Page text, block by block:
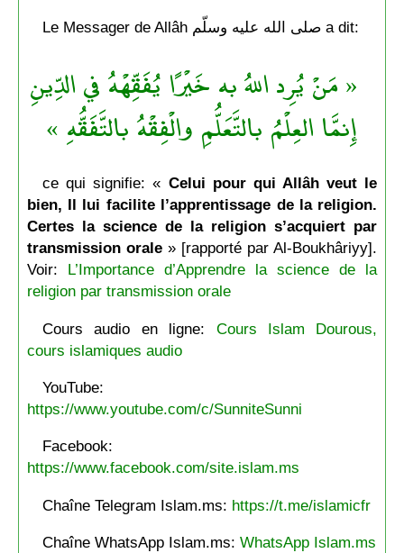
Le Messager de Allâh صلى الله عليه وسلّم a dit:
« مَنْ يُرِد اللهُ به خَيْرًا يُفَقِّهْهُ في الدِّينِ
إِنمَّا العِلْمُ بالتَّعَلُّمِ والْفِقْهُ بالتَّفَقُّهِ »
ce qui signifie: « Celui pour qui Allâh veut le
bien, Il lui facilite l’apprentissage de la religion.
Certes la science de la religion s’acquiert par
transmission orale» [rapporté par Al-Boukhâriyy].
Voir: L’Importance d’Apprendre la science de la
religion par transmission orale
Cours audio en ligne: Cours Islam Dourous,
cours islamiques audio
YouTube:
https://www.youtube.com/c/SunniteSunni
Facebook:
https://www.facebook.com/site.islam.ms
Chaîne Telegram Islam.ms: https://t.me/islamicfr
Chaîne WhatsApp Islam.ms: WhatsApp Islam.ms